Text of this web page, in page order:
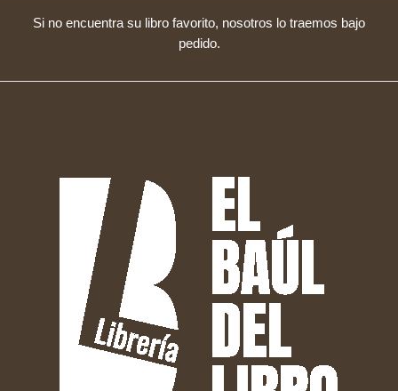
Si no encuentra su libro favorito, nosotros lo traemos bajo
pedido.